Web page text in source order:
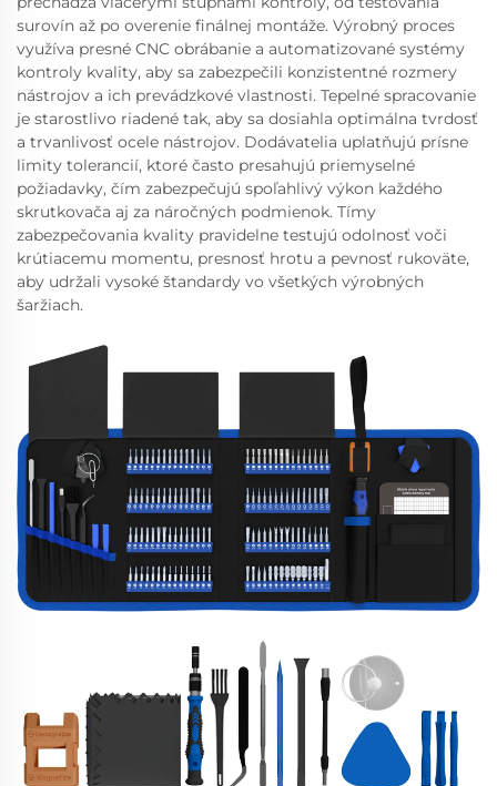
surovín až po overenie finálnej montáže. Výrobný proces
využíva presné CNC obrábanie a automatizované systémy
kontroly kvality, aby sa zabezpečili konzistentné rozmery
nástrojov a ich prevádzkové vlastnosti. Tepelné spracovanie
je starostlivo riadené tak, aby sa dosiahla optimálna tvrdosť
a trvanlivosť ocele nástrojov. Dodávatelia uplatňujú prísne
limity tolerancií, ktoré často presahujú priemyselné
požiadavky, čím zabezpečujú spoľahlivý výkon každého
skrutkovača aj za náročných podmienok. Tímy
zabezpečovania kvality pravidelne testujú odolnosť voči
krútiacemu momentu, presnosť hrotu a pevnosť rukoväte,
aby udržali vysoké štandardy vo všetkých výrobných
šaržiach.